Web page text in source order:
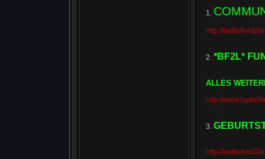
1.
http://
2. *BF2L*
ALLES
http://
3.
http://